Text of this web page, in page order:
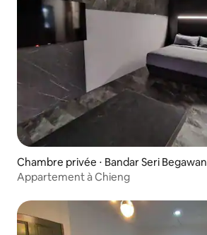
Chambre privée ⋅ Bandar Seri Begawan
Appartement à Chieng